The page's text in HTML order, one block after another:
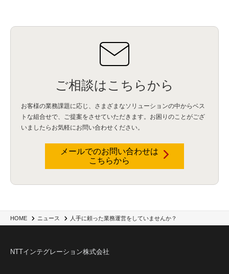
HOME ニュース 人手に頼った業務運営をしていませんか？
ご相談はこちらから
お客様の業務課題に応じ、さまざまなソリューションの中からベス
トな組合せで、
ご提案をさせていただきます。お困りのことがござ
いましたらお気軽にお問い合わせください。
メールでのお問い合わせは
こちらから
NTTインテグレーション株式会社